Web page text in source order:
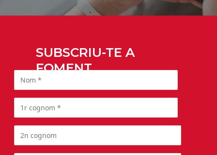
SUBSCRIU-TE A
FOMENT